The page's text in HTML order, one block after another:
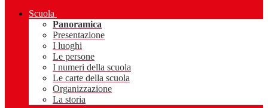
Scuola
Panoramica
Presentazione
I luoghi
Le persone
I numeri della scuola
Le carte della scuola
Organizzazione
La storia